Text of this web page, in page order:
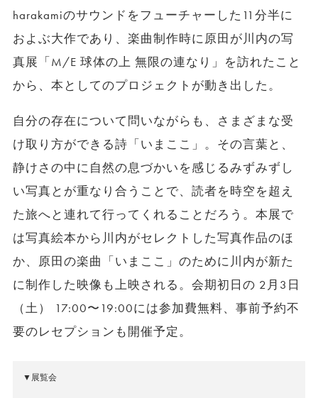
harakamiのサウンドをフューチャーした11分半に
およぶ大作であり、楽曲制作時に原田が川内の写
真展「M/E 球体の上 無限の連なり」を訪れたこと
から、本としてのプロジェクトが動き出した。
自分の存在について問いながらも、さまざまな受
け取り方ができる詩「いまここ」。その言葉と、
静けさの中に自然の息づかいを感じるみずみずし
い写真とが重なり合うことで、読者を時空を超え
た旅へと連れて行ってくれることだろう。本展で
は写真絵本から川内がセレクトした写真作品のほ
か、原田の楽曲「いまここ」のために川内が新た
に制作した映像も上映される。会期初日の 2月3日
（土） 17:00〜19:00には参加費無料、事前予約不
要のレセプションも開催予定。
▼展覧会